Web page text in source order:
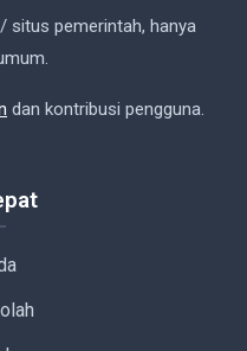
situs pemerintah, hanya
dan kontribusi pengguna.